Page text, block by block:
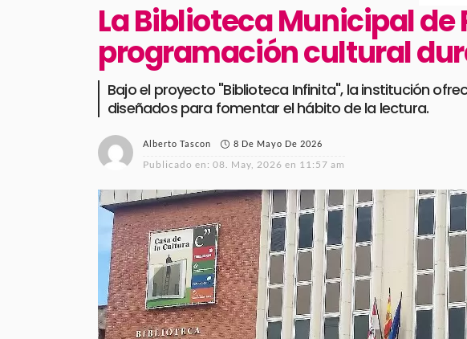
La Biblioteca Municipal
programación cultural
Bajo el proyecto "Biblioteca Infinita", la institución
diseñados para fomentar el hábito de la lectura.
Alberto Tascon 8 De Mayo De 2026
Publicado en: 08. May, 2026 en 11:57 am